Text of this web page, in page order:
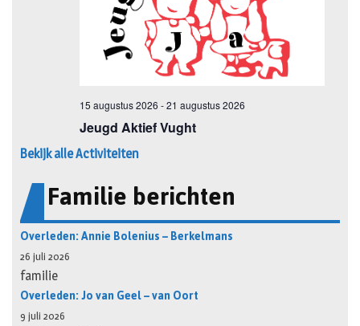
Bekijk alle Activiteiten
Familie berichten
Overleden: Annie Bolenius – Berkelmans
26 juli 2026
familie
Overleden: Jo van Geel – van Oort
9 juli 2026